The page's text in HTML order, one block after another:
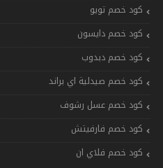
كود خصم تويو
كود خصم دايسون
كود خصم دبدوب
كود خصم صيدلية اي براند
كود خصم عسل رشوف
كود خصم فارفيتش
كود خصم فلاي ان